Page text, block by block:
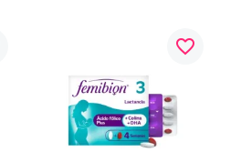
favorite_border